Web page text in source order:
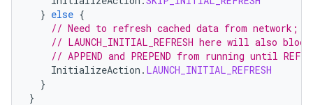
} else {
// Need to refresh cached data from network;
// LAUNCH_INITIAL_REFRESH here will also
// APPEND and PREPEND from running until
InitializeAction . LAUNCH_INITIAL_REFRESH
}
}